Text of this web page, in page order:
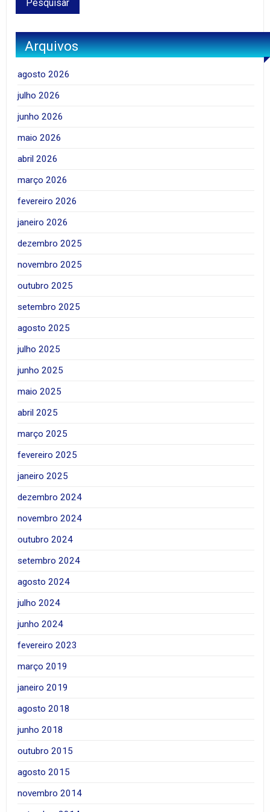
Arquivos
agosto 2026
julho 2026
junho 2026
maio 2026
abril 2026
março 2026
fevereiro 2026
janeiro 2026
dezembro 2025
novembro 2025
outubro 2025
setembro 2025
agosto 2025
julho 2025
junho 2025
maio 2025
abril 2025
março 2025
fevereiro 2025
janeiro 2025
dezembro 2024
novembro 2024
outubro 2024
setembro 2024
agosto 2024
julho 2024
junho 2024
fevereiro 2023
março 2019
janeiro 2019
agosto 2018
junho 2018
outubro 2015
agosto 2015
novembro 2014